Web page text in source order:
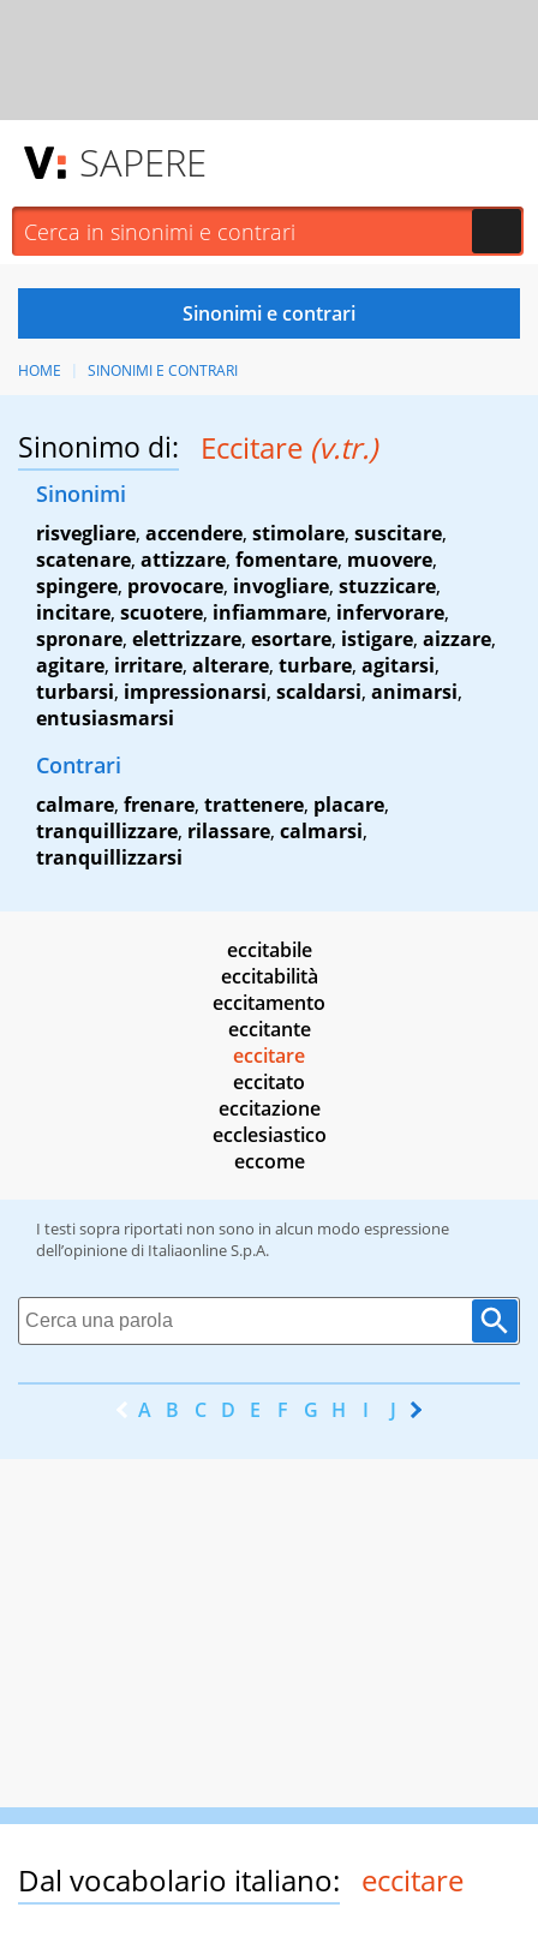
SAPERE
HOME SINONIMI E CONTRARI
Sinonimo di: Eccitare (v.tr.)
Sinonimi
risvegliare, accendere, stimolare, suscitare,
scatenare, attizzare, fomentare, muovere,
spingere, provocare, invogliare, stuzzicare,
incitare, scuotere, infiammare, infervorare,
spronare, elettrizzare, esortare, istigare, aizzare,
agitare, irritare, alterare, turbare, agitarsi,
turbarsi, impressionarsi, scaldarsi, animarsi,
entusiasmarsi
Contrari
calmare, frenare, trattenere, placare,
tranquillizzare, rilassare, calmarsi,
tranquillizzarsi
eccitabile
eccitabilità
eccitamento
eccitante
eccitare
eccitato
eccitazione
ecclesiastico
eccome
I testi sopra riportati non sono in alcun modo espressione
dell’opinione di Italiaonline S.p.A.
A B C D E F G H I J K
Dal vocabolario italiano: eccitare